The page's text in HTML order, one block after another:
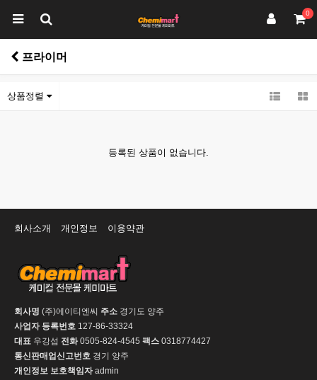
0
프라이머
상품정렬
등록된 상품이 없습니다.
회사소개 개인정보 이용약관
회사명 (주)에이티엔씨 주소 경기도 양주
사업자 등록번호 127-86-33324
대표 우강섭 전화0505-824-4545 팩스 0318774427
통신판매업신고번호 경기 양주
개인정보 보호책임자admin